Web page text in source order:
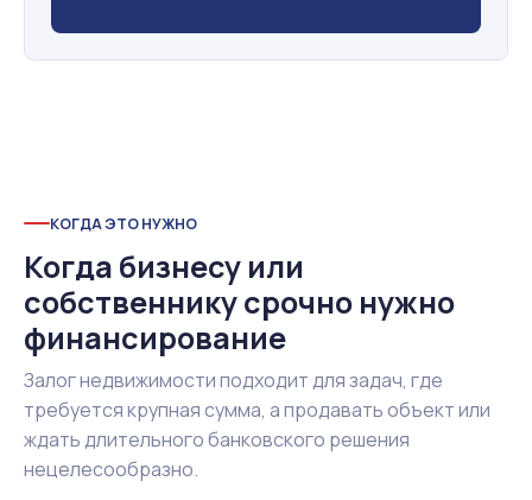
КОГДА ЭТО НУЖНО
Когда бизнесу или
собственнику срочно нужно
финансирование
Залог недвижимости подходит для задач, где
требуется крупная сумма, а продавать объект или
ждать длительного банковского решения
нецелесообразно.